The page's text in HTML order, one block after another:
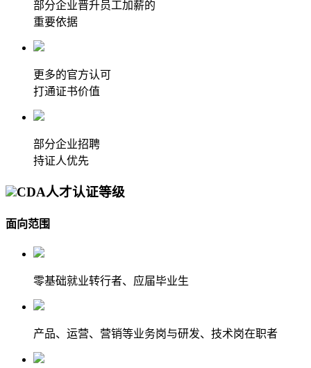
部分企业晋升员工加薪的
重要依据
更多的官方认可
打通证书价值
部分企业招聘
持证人优先
CDA人才认证等级
面向范围
零基础就业转行者、应届毕业生
产品、运营、营销等业务岗与研发、技术岗在职者